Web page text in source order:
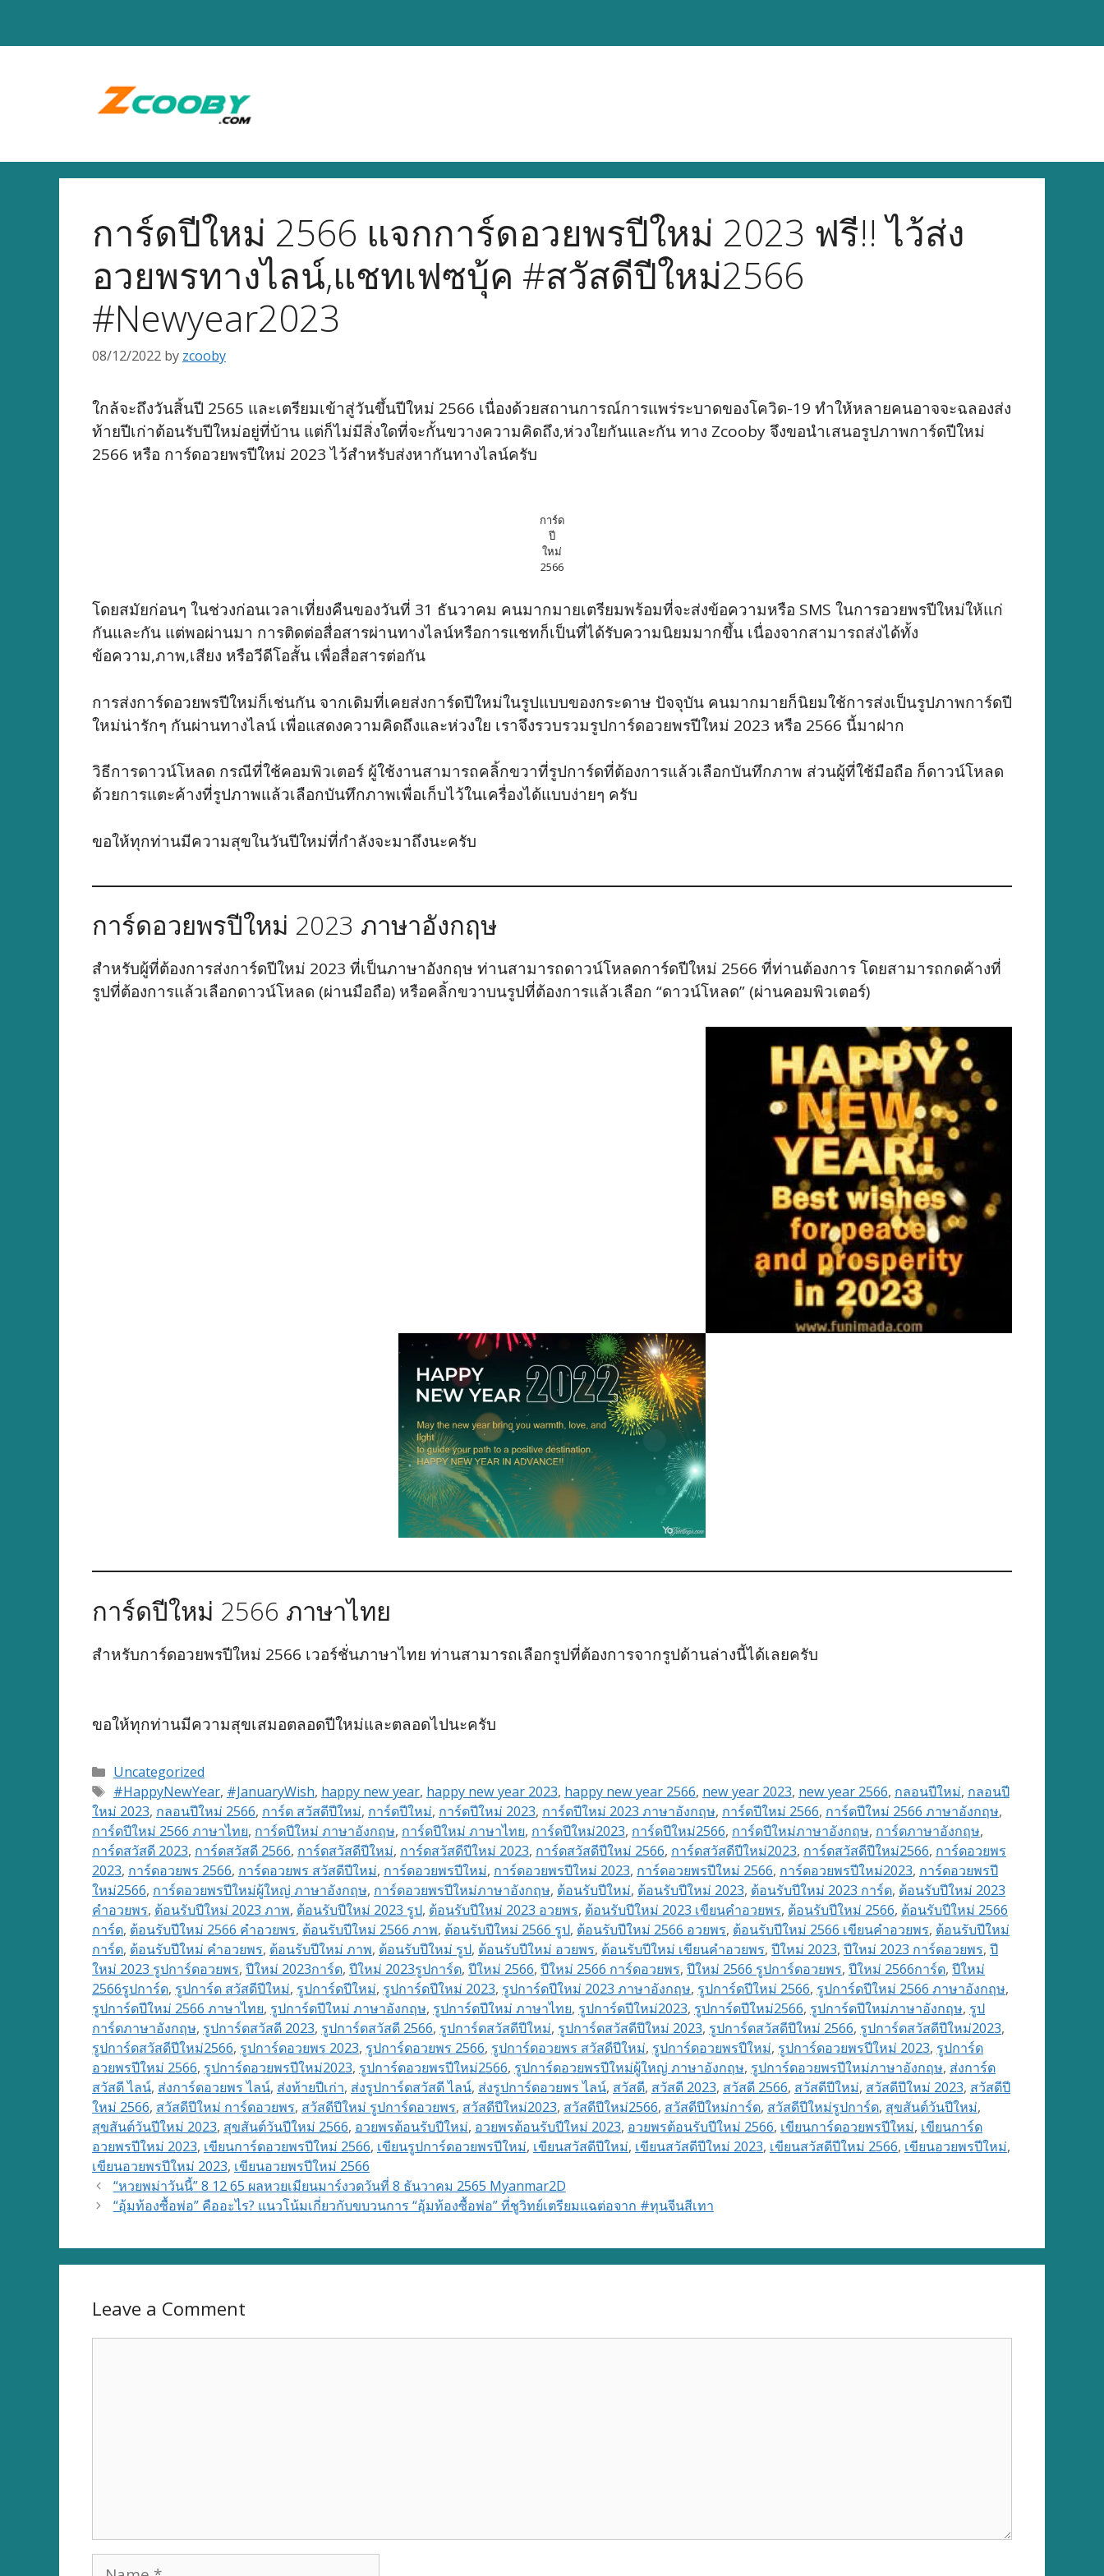
การ์ดปีใหม่ 2566 แจกการ์ดอวยพรปีใหม่ 2023 ฟรี!! ไว้ส่ง
อวยพรทางไลน์,แชทเฟซบุ้ค #สวัสดีปีใหม่2566
#Newyear2023
08/12/2022 by zcooby
ใกล้จะถึงวันสิ้นปี 2565 และเตรียมเข้าสู่วันขึ้นปีใหม่ 2566 เนื่องด้วยสถานการณ์การแพร่ระบาดของโควิด-19 ทำให้หลายคนอาจจะฉลองส่ง
ท้ายปีเก่าต้อนรับปีใหม่อยู่ที่บ้าน แต่ก็ไม่มีสิ่งใดที่จะกั้นขวางความคิดถึง,ห่วงใยกันและกัน ทาง Zcooby จึงขอนำเสนอรูปภาพการ์ดปีใหม่
2566 หรือ การ์ดอวยพรปีใหม่ 2023 ไว้สำหรับส่งหากันทางไลน์ครับ
การ์ด
ปี
ใหม่
2566
โดยสมัยก่อนๆ ในช่วงก่อนเวลาเที่ยงคืนของวันที่ 31 ธันวาคม คนมากมายเตรียมพร้อมที่จะส่งข้อความหรือ SMS ในการอวยพรปีใหม่ให้แก่
กันและกัน แต่พอผ่านมา การติดต่อสื่อสารผ่านทางไลน์หรือการแชทก็เป็นที่ได้รับความนิยมมากขึ้น เนื่องจากสามารถส่งได้ทั้ง
ข้อความ,ภาพ,เสียง หรือวีดีโอสั้น เพื่อสื่อสารต่อกัน
การส่งการ์ดอวยพรปีใหม่ก็เช่นกัน จากเดิมที่เคยส่งการ์ดปีใหม่ในรูปแบบของกระดาษ ปัจจุบัน คนมากมายก็นิยมใช้การส่งเป็นรูปภาพการ์ดปี
ใหม่น่ารักๆ กันผ่านทางไลน์ เพื่อแสดงความคิดถึงและห่วงใย เราจึงรวบรวมรูปการ์ดอวยพรปีใหม่ 2023 หรือ 2566 นี้มาฝาก
วิธีการดาวน์โหลด กรณีที่ใช้คอมพิวเตอร์ ผู้ใช้งานสามารถคลิ้กขวาที่รูปการ์ดที่ต้องการแล้วเลือกบันทึกภาพ ส่วนผู้ที่ใช้มือถือ ก็ดาวน์โหลด
ด้วยการแตะค้างที่รูปภาพแล้วเลือกบันทึกภาพเพื่อเก็บไว้ในเครื่องได้แบบง่ายๆ ครับ
ขอให้ทุกท่านมีความสุขในวันปีใหม่ที่กำลังจะมาถึงนะครับ
การ์ดอวยพรปีใหม่ 2023 ภาษาอังกฤษ
สำหรับผู้ที่ต้องการส่งการ์ดปีใหม่ 2023 ที่เป็นภาษาอังกฤษ ท่านสามารถดาวน์โหลดการ์ดปีใหม่ 2566 ที่ท่านต้องการ โดยสามารถกดค้างที่
รูปที่ต้องการแล้วเลือกดาวน์โหลด (ผ่านมือถือ) หรือคลิ้กขวาบนรูปที่ต้องการแล้วเลือก “ดาวน์โหลด” (ผ่านคอมพิวเตอร์)
การ์ดปีใหม่ 2566 ภาษาไทย
สำหรับการ์ดอวยพรปีใหม่ 2566 เวอร์ชั่นภาษาไทย ท่านสามารถเลือกรูปที่ต้องการจากรูปด้านล่างนี้ได้เลยครับ
ขอให้ทุกท่านมีความสุขเสมอตลอดปีใหม่และตลอดไปนะครับ
Categories
Uncategorized
Tags
#HappyNewYear, #JanuaryWish, happy new year, happy new year 2023, happy new year 2566, new year 2023, new year 2566, กลอนปีใหม่, กลอนปี
ใหม่ 2023, กลอนปีใหม่ 2566, การ์ด สวัสดีปีใหม่, การ์ดปีใหม่, การ์ดปีใหม่ 2023, การ์ดปีใหม่ 2023 ภาษาอังกฤษ, การ์ดปีใหม่ 2566, การ์ดปีใหม่ 2566 ภาษาอังกฤษ,
การ์ดปีใหม่ 2566 ภาษาไทย, การ์ดปีใหม่ ภาษาอังกฤษ, การ์ดปีใหม่ ภาษาไทย, การ์ดปีใหม่2023, การ์ดปีใหม่2566, การ์ดปีใหม่ภาษาอังกฤษ, การ์ดภาษาอังกฤษ,
การ์ดสวัสดี 2023, การ์ดสวัสดี 2566, การ์ดสวัสดีปีใหม่, การ์ดสวัสดีปีใหม่ 2023, การ์ดสวัสดีปีใหม่ 2566, การ์ดสวัสดีปีใหม่2023, การ์ดสวัสดีปีใหม่2566, การ์ดอวยพร
2023, การ์ดอวยพร 2566, การ์ดอวยพร สวัสดีปีใหม่, การ์ดอวยพรปีใหม่, การ์ดอวยพรปีใหม่ 2023, การ์ดอวยพรปีใหม่ 2566, การ์ดอวยพรปีใหม่2023, การ์ดอวยพรปี
ใหม่2566, การ์ดอวยพรปีใหม่ผู้ใหญ่ ภาษาอังกฤษ, การ์ดอวยพรปีใหม่ภาษาอังกฤษ, ต้อนรับปีใหม่, ต้อนรับปีใหม่ 2023, ต้อนรับปีใหม่ 2023 การ์ด, ต้อนรับปีใหม่ 2023
คำอวยพร, ต้อนรับปีใหม่ 2023 ภาพ, ต้อนรับปีใหม่ 2023 รูป, ต้อนรับปีใหม่ 2023 อวยพร, ต้อนรับปีใหม่ 2023 เขียนคำอวยพร, ต้อนรับปีใหม่ 2566, ต้อนรับปีใหม่ 2566
การ์ด, ต้อนรับปีใหม่ 2566 คำอวยพร, ต้อนรับปีใหม่ 2566 ภาพ, ต้อนรับปีใหม่ 2566 รูป, ต้อนรับปีใหม่ 2566 อวยพร, ต้อนรับปีใหม่ 2566 เขียนคำอวยพร, ต้อนรับปีใหม่
การ์ด, ต้อนรับปีใหม่ คำอวยพร, ต้อนรับปีใหม่ ภาพ, ต้อนรับปีใหม่ รูป, ต้อนรับปีใหม่ อวยพร, ต้อนรับปีใหม่ เขียนคำอวยพร, ปีใหม่ 2023, ปีใหม่ 2023 การ์ดอวยพร, ปี
ใหม่ 2023 รูปการ์ดอวยพร, ปีใหม่ 2023การ์ด, ปีใหม่ 2023รูปการ์ด, ปีใหม่ 2566, ปีใหม่ 2566 การ์ดอวยพร, ปีใหม่ 2566 รูปการ์ดอวยพร, ปีใหม่ 2566การ์ด, ปีใหม่
2566รูปการ์ด, รูปการ์ด สวัสดีปีใหม่, รูปการ์ดปีใหม่, รูปการ์ดปีใหม่ 2023, รูปการ์ดปีใหม่ 2023 ภาษาอังกฤษ, รูปการ์ดปีใหม่ 2566, รูปการ์ดปีใหม่ 2566 ภาษาอังกฤษ,
รูปการ์ดปีใหม่ 2566 ภาษาไทย, รูปการ์ดปีใหม่ ภาษาอังกฤษ, รูปการ์ดปีใหม่ ภาษาไทย, รูปการ์ดปีใหม่2023, รูปการ์ดปีใหม่2566, รูปการ์ดปีใหม่ภาษาอังกฤษ, รูป
การ์ดภาษาอังกฤษ, รูปการ์ดสวัสดี 2023, รูปการ์ดสวัสดี 2566, รูปการ์ดสวัสดีปีใหม่, รูปการ์ดสวัสดีปีใหม่ 2023, รูปการ์ดสวัสดีปีใหม่ 2566, รูปการ์ดสวัสดีปีใหม่2023,
รูปการ์ดสวัสดีปีใหม่2566, รูปการ์ดอวยพร 2023, รูปการ์ดอวยพร 2566, รูปการ์ดอวยพร สวัสดีปีใหม่, รูปการ์ดอวยพรปีใหม่, รูปการ์ดอวยพรปีใหม่ 2023, รูปการ์ด
อวยพรปีใหม่ 2566, รูปการ์ดอวยพรปีใหม่2023, รูปการ์ดอวยพรปีใหม่2566, รูปการ์ดอวยพรปีใหม่ผู้ใหญ่ ภาษาอังกฤษ, รูปการ์ดอวยพรปีใหม่ภาษาอังกฤษ, ส่งการ์ด
สวัสดี ไลน์, ส่งการ์ดอวยพร ไลน์, ส่งท้ายปีเก่า, ส่งรูปการ์ดสวัสดี ไลน์, ส่งรูปการ์ดอวยพร ไลน์, สวัสดี, สวัสดี 2023, สวัสดี 2566, สวัสดีปีใหม่, สวัสดีปีใหม่ 2023, สวัสดีปี
ใหม่ 2566, สวัสดีปีใหม่ การ์ดอวยพร, สวัสดีปีใหม่ รูปการ์ดอวยพร, สวัสดีปีใหม่2023, สวัสดีปีใหม่2566, สวัสดีปีใหม่การ์ด, สวัสดีปีใหม่รูปการ์ด, สุขสันต์วันปีใหม่,
สุขสันต์วันปีใหม่ 2023, สุขสันต์วันปีใหม่ 2566, อวยพรต้อนรับปีใหม่, อวยพรต้อนรับปีใหม่ 2023, อวยพรต้อนรับปีใหม่ 2566, เขียนการ์ดอวยพรปีใหม่, เขียนการ์ด
อวยพรปีใหม่ 2023, เขียนการ์ดอวยพรปีใหม่ 2566, เขียนรูปการ์ดอวยพรปีใหม่, เขียนสวัสดีปีใหม่, เขียนสวัสดีปีใหม่ 2023, เขียนสวัสดีปีใหม่ 2566, เขียนอวยพรปีใหม่,
เขียนอวยพรปีใหม่ 2023, เขียนอวยพรปีใหม่ 2566
“หวยพม่าวันนี้” 8 12 65 ผลหวยเมียนมาร์งวดวันที่ 8 ธันวาคม 2565 Myanmar2D
“อุ้มท้องซื้อพ่อ” คืออะไร? แนวโน้มเกี่ยวกับขบวนการ “อุ้มท้องซื้อพ่อ” ที่ชูวิทย์เตรียมแฉต่อจาก #ทุนจีนสีเทา
Leave a Comment
Name